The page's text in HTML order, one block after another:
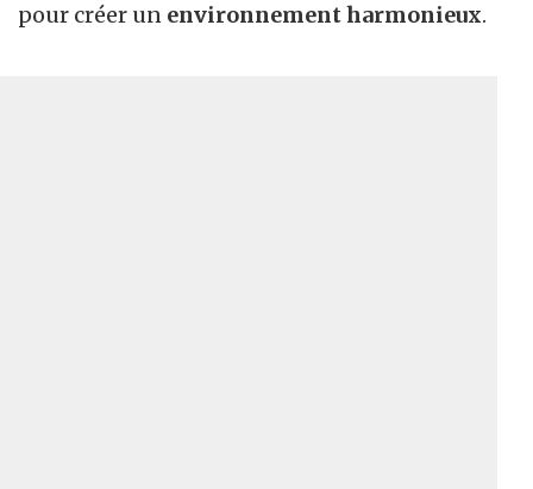
pour créer un environnement harmonieux.